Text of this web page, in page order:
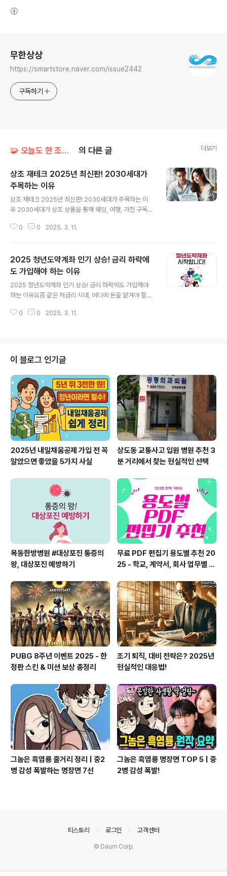
무한상상
https://smartstore.naver.com/issue2442
구독하기
🧩 오늘도 한 조각 배움 (새로운 배움) 의 다른 글 더보기
상조 재테크 2025년 최신판! 2030세대가
주목하는 이유
상조 재테크 2025년 최신판! 2030세대가 주목하는 이
유 2030세대가 상조 상품을 통해 웨딩, 여행, 가전 구독까
크, 2030세대의 필수 재테크 전략상조 상품이 이제는 장
테크 상품 BEST 4프리드라이프 – 프라이빗 이동 서비스
보람상조 – 반려동물 & 건강 상품교원라이프 – LG 가전
구독 지원대명아임레디 – 버킷마켓 결합 상품결론: 상조 상
품, 재테크로 활용 가능!더 이상 장례 준비용이 아니라 20
30세대의 새로운 재테크 수단으로 활용될 수 있습니다.
0 0 2025. 3. 11.
2025 청년도약계좌 인기 상승! 금리 하락에
도 가입해야 하는 이유
2025 청년도약계좌 인기 상승! 금리 하락에도 가입해야
하는 이유요즘 같은 저금리 시대, 어디에 돈을 맡겨야 할지
에서 청년도약계좌라는 희망의 빛을 발견하고 있습니
더욱 안정적으로 자산을 형성할 수 있습니다.청년도약계
좌, 왜 이렇게 인기일까?금리 하락 속에서도 높은 수익 - 시
중 은행 금리가 낮아도 정부 지원 덕분에 안정적인 이자가
제공됩니다.최대 5,000만 원 목돈 마련 가능 - 5년 동안
꾸준히 저축하면 목돈을 형성할 수 있습니다.이자소득 비
과세 혜택 - 세금 부담 없이 실질적인 이..
0 0 2025. 3. 11.
이 블로그 인기글
2025년 내일채움공제 가입 전 꼭
알았으면 좋았을 5가지 사실
상도동 교통사고 입원 병원 추천 3
분 거리에서 찾는 현실적인 선택
목동한방병원 #대상포진 통증의
왕, 대상포진 예방하기
무료 PDF 편집기 용도별 추천 20
25 - 학교, 계약서, 회사 업무별 B
PUBG 8주년 이벤트 2025 - 한
정판 스킨 & 미션 보상 총정리
조기 퇴직, 대비 전략은? 2025년
현실적인 대응법!
그놈은 흑염룡 줄거리 정리 | 중2
병 감성 폭발하는 명장면 7선
그놈은 흑염룡 명장면 TOP 5 | 중
2병 감성 폭발!
티스토리 로그인 고객센터
© Daum Corp.